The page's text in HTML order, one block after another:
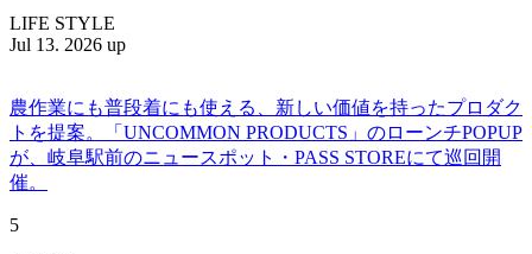
LIFE STYLE
Jul 13. 2026 up
農作業にも普段着にも使える、新しい価値を持ったプロダク
トを提案。「UNCOMMON PRODUCTS」のローンチPOPUP
が、岐阜駅前のニュースポット・PASS STOREにて巡回開
催。
5